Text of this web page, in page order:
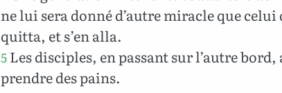
ne lui sera donné d’autre miracle que celui
quitta, et s’en alla.
5Les disciples, en passant sur l’autre
prendre des pains.